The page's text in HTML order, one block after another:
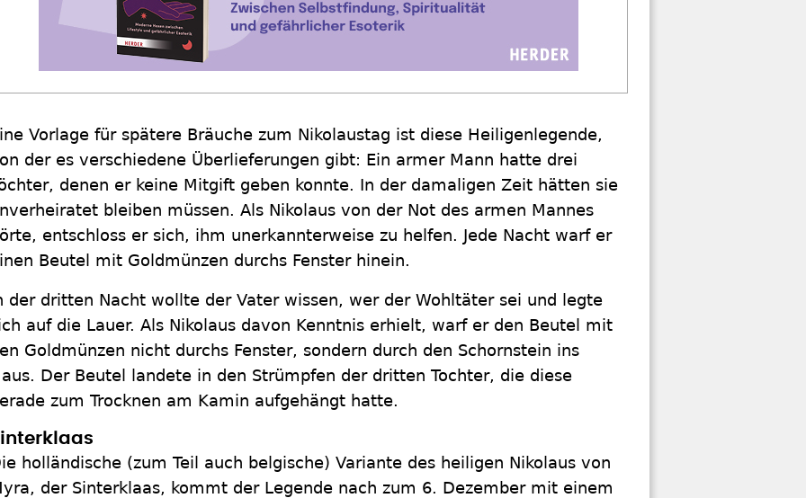
Vorlage für spätere Bräuche zum Nikolaustag ist diese Heiligenlegende,
der es verschiedene Überlieferungen gibt: Ein armer Mann hatte drei
denen er keine Mitgift geben konnte. In der damaligen Zeit hätten sie
bleiben müssen. Als Nikolaus von der Not des armen Mannes
entschloss er sich, ihm unerkannterweise zu helfen. Jede Nacht warf er
Beutel mit Goldmünzen durchs Fenster hinein.
der dritten Nacht wollte der Vater wissen, wer der Wohltäter sei und legte
auf die Lauer. Als Nikolaus davon Kenntnis erhielt, warf er den Beutel mit
Goldmünzen nicht durchs Fenster, sondern durch den Schornstein ins
Der Beutel landete in den Strümpfen der dritten Tochter, die diese
zum Trocknen am Kamin aufgehängt hatte.
holländische (zum Teil auch belgische) Variante des heiligen Nikolaus von
der Sinterklaas, kommt der Legende nach zum 6. Dezember mit einem